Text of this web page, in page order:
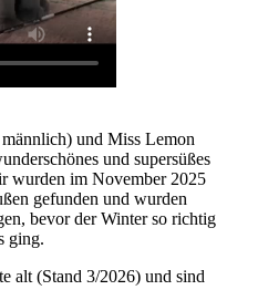
und Miss Lemon
und supersüßes
wurden im November 2025
gefunden und wurden
bevor der Winter so richtig
ging.
alt (Stand 3/2026) und sind